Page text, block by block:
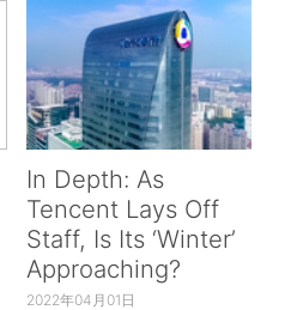
In Depth: As
Tencent Lays Off
Staff, Is Its ‘Winter’
Approaching?
2022年04月01日